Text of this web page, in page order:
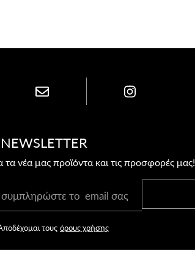
NEWSLETTER
τα νέα μας προϊόντα και τις προσφορές μας!
τους όρους χρήσης